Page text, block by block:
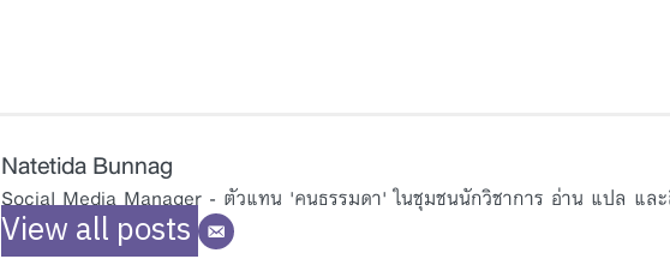
Natetida Bunnag
Social Media Manager - ตัวแทน 'คนธรรมดา' ในชุมชนนักวิชาการ อ่าน แปล และ
View all posts